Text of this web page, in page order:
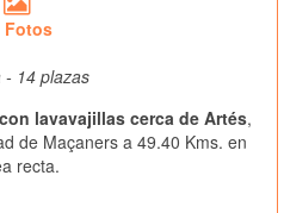
Fotos
- 14 plazas
lavavajillas cerca de Artés,
de Maçaners a 49.40 Kms. en
recta.